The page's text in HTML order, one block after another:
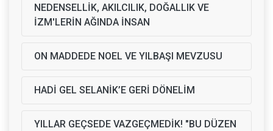
NEDENSELLİK, AKILCILIK, DOĞALLIK VE
İZM'LERİN AĞINDA İNSAN
ON MADDEDE NOEL VE YILBAŞI MEVZUSU
HADİ GEL SELANİK’E GERİ DÖNELİM
YILLAR GEÇSEDE VAZGEÇMEDİK! "BU DÜZEN